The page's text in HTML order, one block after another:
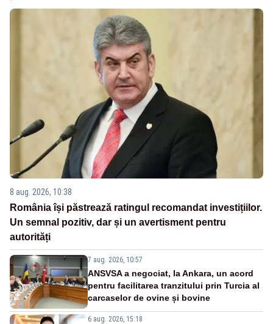
8 aug. 2026, 10:38
România își păstrează ratingul recomandat investițiilor.
Un semnal pozitiv, dar și un avertisment pentru
autorități
7 aug. 2026, 10:57
ANSVSA a negociat, la Ankara, un acord
pentru facilitarea tranzitului prin Turcia al
carcaselor de ovine și bovine
6 aug. 2026, 15:18